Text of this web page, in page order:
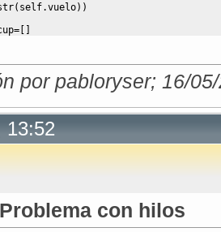
por pabloryser; 16/
13:52
con hilos